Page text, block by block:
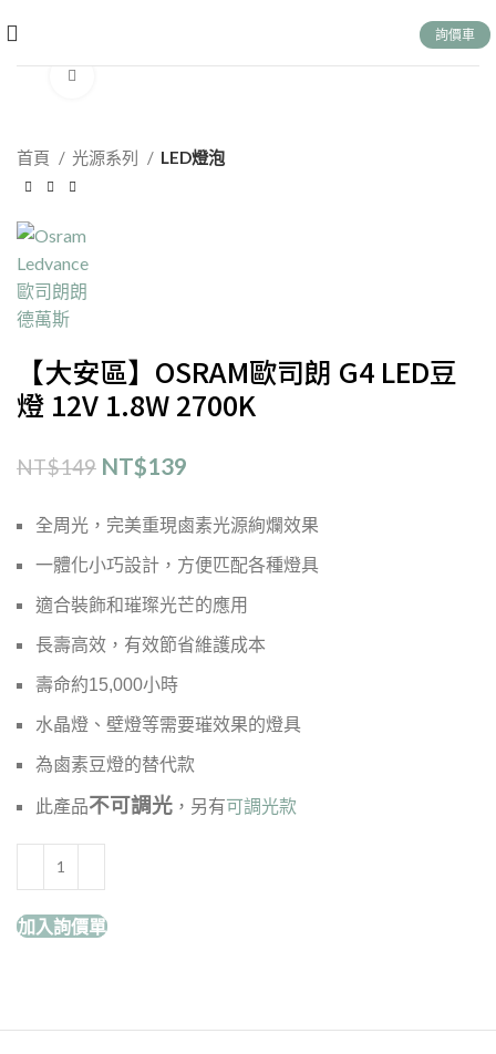
詢價車
首頁 光源系列 LED燈泡
【大安區】OSRAM歐司朗 G4 LED豆
燈 12V 1.8W 2700K
NT$149 NT$139
全周光，完美重現鹵素光源絢爛效果
一體化小巧設計，方便匹配各種燈具
適合裝飾和璀璨光芒的應用
長壽高效，有效節省維護成本
壽命約15,000小時
水晶燈、壁燈等需要璀效果的燈具
為鹵素豆燈的替代款
此產品不可調光 ，另有可調光款
加入詢價單